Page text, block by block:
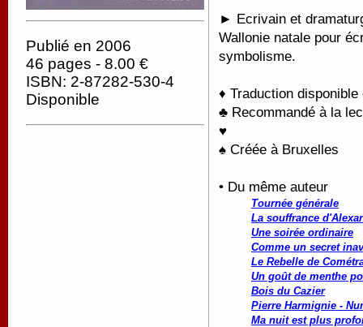
Publié en 2006
46 pages - 8.00 €
ISBN: 2-87282-530-4
Disponible
► Ecrivain et
Wallonie natale pour
symbolisme.
♦ Traduction
♣ Recommandé à la
♥
♠ Créée à Bruxelles
• Du même auteur
Tournée générale
La souffrance
Une soirée ordinaire
Comme un secret
Le Rebelle de
Un goût de menthe
Bois du Cazier
Pierre Harmignie -
Ma nuit est plus